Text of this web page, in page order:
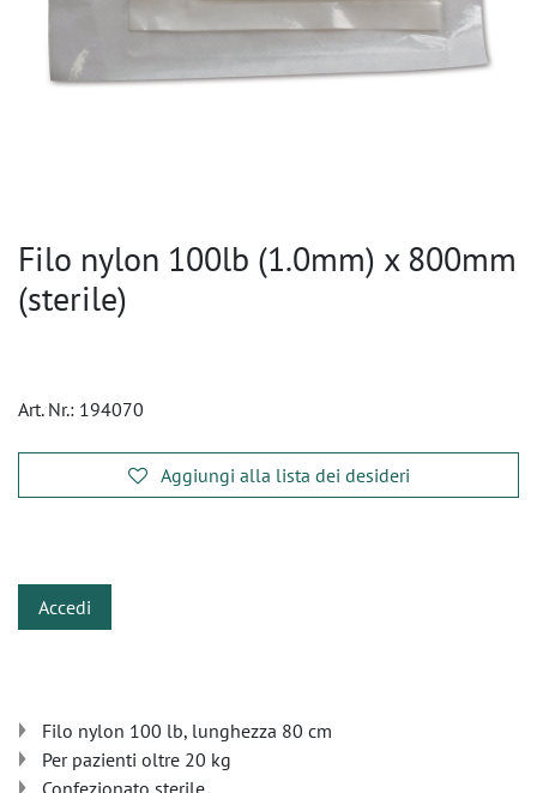
Filo nylon 100lb (1.0mm) x 800mm
(sterile)
Art. Nr.: 194070
Aggiungi alla lista dei desideri
Accedi
Filo nylon 100 lb, lunghezza 80 cm
Per pazienti oltre 20 kg
Confezionato sterile